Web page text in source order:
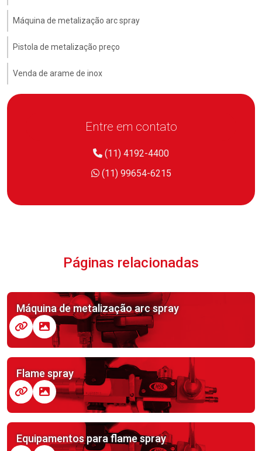
Máquina de metalização arc spray
Pistola de metalização preço
Venda de arame de inox
Entre em contato
(11) 4192-4400
(11) 99654-6215
Páginas relacionadas
Máquina de metalização arc spray
Flame spray
Equipamentos para flame spray